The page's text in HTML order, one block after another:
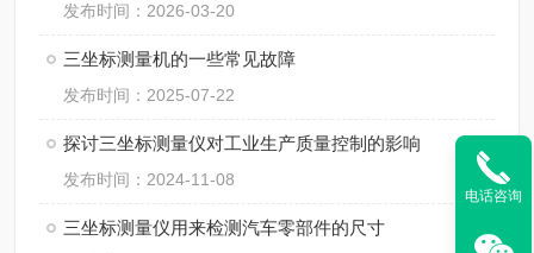
发布时间：2026-03-20
三坐标测量机的一些常见故障
发布时间：2025-07-22
探讨三坐标测量仪对工业生产质量控制的影响
发布时间：2024-11-08
三坐标测量仪用来检测汽车零部件的尺寸
电话咨询